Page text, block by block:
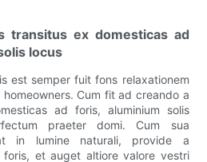
transitus ex domesticas ad
locus
est semper fuit fons relaxationem
Cum fit ad creando a
ad foris, aluminium solis
praeter domi. Cum sua
in lumine naturali, provide a
foris, et auget altiore valore vestri